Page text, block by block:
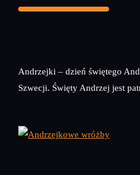
Andrzejki – dzień świętego
Szwecji. Święty Andrzej jest